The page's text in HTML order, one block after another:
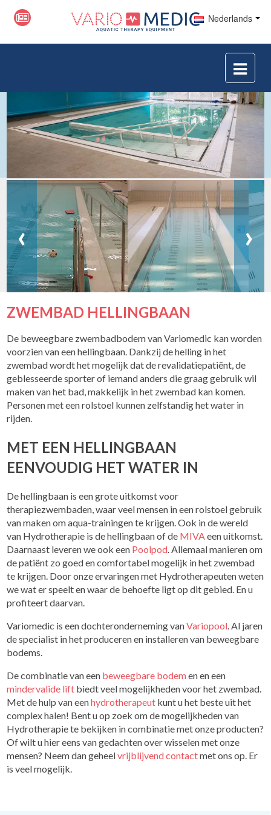
Nederlands
‹ ›
ZWEMBAD HELLINGBAAN
De beweegbare zwembadbodem van Variomedic kan worden
voorzien van een hellingbaan. Dankzij de helling in het
zwembad wordt het mogelijk dat de revalidatiepatiënt, de
geblesseerde sporter of iemand anders die graag gebruik wil
maken van het bad, makkelijk in het zwembad kan komen.
Personen met een rolstoel kunnen zelfstandig het water in
rijden.
MET EEN HELLINGBAAN
EENVOUDIG HET WATER IN
De hellingbaan is een grote uitkomst voor
therapiezwembaden, waar veel mensen in een rolstoel gebruik
van maken om aqua-trainingen te krijgen. Ook in de wereld
van Hydrotherapie is de hellingbaan of de MIVA een uitkomst.
Daarnaast leveren we ook een Poolpod . Allemaal manieren om
de patiënt zo goed en comfortabel mogelijk in het zwembad
te krijgen. Door onze ervaringen met Hydrotherapeuten weten
we wat er speelt en waar de behoefte ligt op dit gebied. En u
profiteert daarvan.
Variomedic is een dochteronderneming vanVariopool . Al jaren
de specialist in het produceren en installeren van beweegbare
bodems.
De combinatie van een beweegbare bodemen en een
mindervalide lift biedt veel mogelijkheden voor het zwembad.
Met de hulp van eenhydrotherapeut kunt u het beste uit het
complex halen! Bent u op zoek om de mogelijkheden van
Hydrotherapie te bekijken in combinatie met onze producten?
Of wilt u hier eens van gedachten over wisselen met onze
mensen? Neem dan geheelvrijblijvend contactmet ons op. Er
is veel mogelijk.